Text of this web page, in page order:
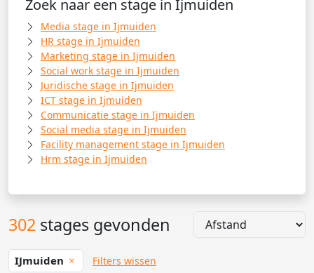
Zoek naar een stage in Ijmuiden
Media stage in Ijmuiden
HR stage in Ijmuiden
Marketing stage in Ijmuiden
Social work stage in Ijmuiden
Juridische stage in Ijmuiden
ICT stage in Ijmuiden
Communicatie stage in Ijmuiden
Social media stage in Ijmuiden
Facility management stage in Ijmuiden
Hrm stage in Ijmuiden
302 stages gevonden
IJmuiden Filters wissen